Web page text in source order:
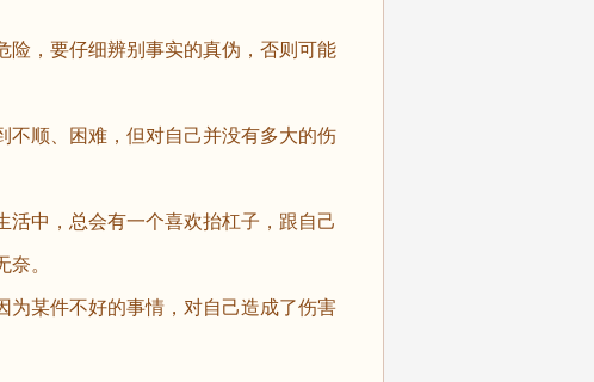
险，要仔细辨别事实的真伪，否则可能
不顺、困难，但对自己并没有多大的伤
活中，总会有一个喜欢抬杠子，跟自己
。
为某件不好的事情，对自己造成了伤害